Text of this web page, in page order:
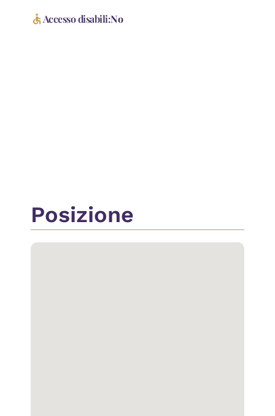
accessible Accesso disabili:No
Posizione